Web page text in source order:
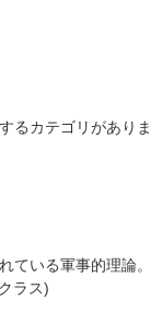
るカテゴリがありま
ている軍事的理論。
ラス)